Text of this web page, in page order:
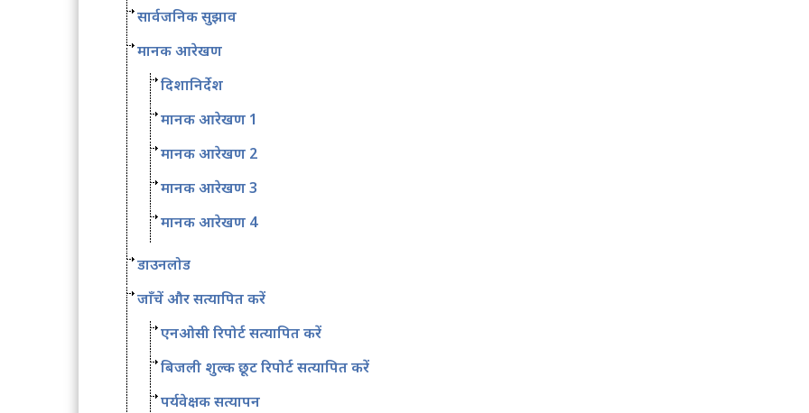
सार्वजनिक सुझाव
मानक आरेखण
दिशानिर्देश
मानक आरेखण 1
मानक आरेखण 2
मानक आरेखण 3
मानक आरेखण 4
डाउनलोड
जाँचें और सत्यापित करें
एनओसी रिपोर्ट सत्यापित करें
बिजली शुल्क छूट रिपोर्ट सत्यापित करें
पर्यवेक्षक सत्यापन